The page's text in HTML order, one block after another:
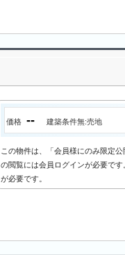
価格 -- 建築条件無:売地
この物件は、「会員様にのみ限定
の閲覧には会員ログインが必要で
が必要です。